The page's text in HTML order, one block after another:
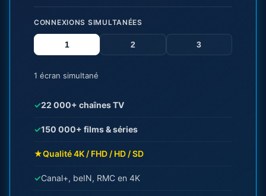
CONNEXIONS SIMULTANÉES
1 2 3
1 écran simultané
✓22 000+ chaînes TV
✓150 000+ films & séries
★Qualité 4K / FHD / HD / SD
✓Canal+, beIN, RMC en 4K